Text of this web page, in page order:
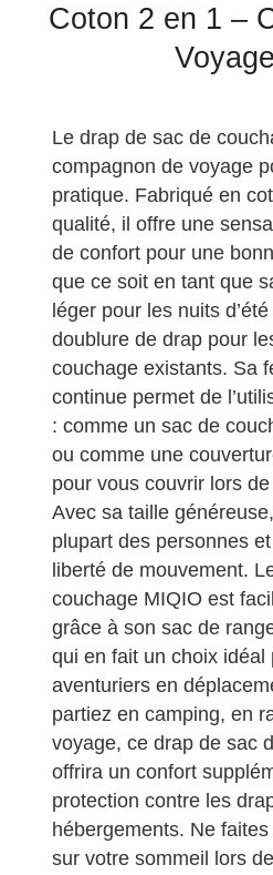
Coton 2 en 1 –
Le drap de sac de
compagnon de voyage
pratique. Fabriqué en
qualité, il offre une
de confort pour une
que ce soit en tant que
léger pour les nuits
doublure de drap pour
couchage existants. Sa
continue permet de
: comme un sac de
ou comme une
pour vous couvrir lors
Avec sa taille
plupart des personnes
liberté de mouvement.
couchage MIQIO est
grâce à son sac de
qui en fait un choix idéal
aventuriers en
partiez en camping, en
voyage, ce drap de sac
offrira un confort
protection contre les
hébergements. Ne
sur votre sommeil lors